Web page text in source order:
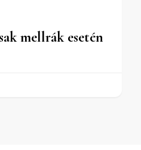
mellrák esetén